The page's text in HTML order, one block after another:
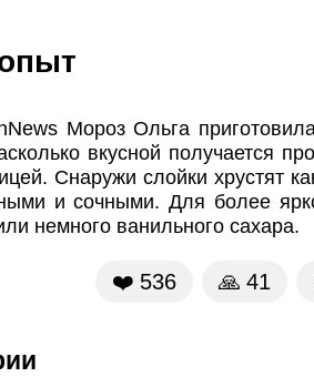
Мороз Ольга
вкусной получается
Снаружи слойки хрустят
и сочными. Для более
немного ванильного сахара.
❤️ 536 🙏 41